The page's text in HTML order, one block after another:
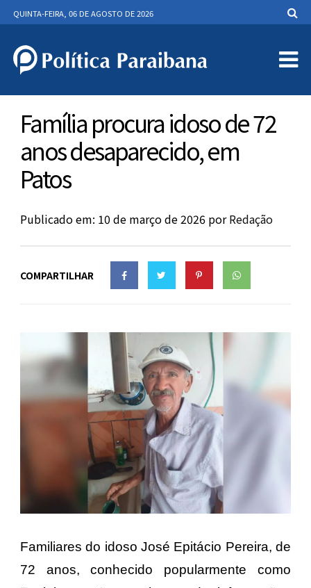
QUINTA-FEIRA, 06 DE AGOSTO DE 2026
Família procura idoso de 72
anos desaparecido, em
Patos
Publicado em: 10 de março de 2026 porRedação
COMPARTILHAR
Familiares do idoso José Epitácio Pereira, de
72 anos, conhecido popularmente como